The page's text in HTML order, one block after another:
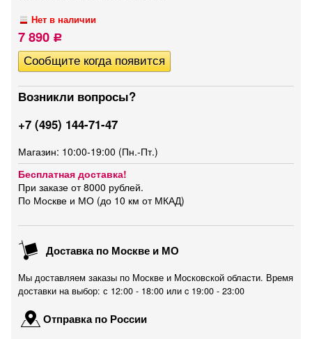
Нет в наличии
7 890 Р
Возникли вопросы?
+7 (495) 144-71-47
Магазин: 10:00-19:00 (Пн.-Пт.)
Бесплатная доставка!
При заказе от 8000 рублей.
По Москве и МО (до 10 км от МКАД)
Доставка по Москве и МО
Мы доставляем заказы по Москве и Московской области. Время
доставки на выбор: с 12:00 - 18:00 или c 19:00 - 23:00
Отправка по России